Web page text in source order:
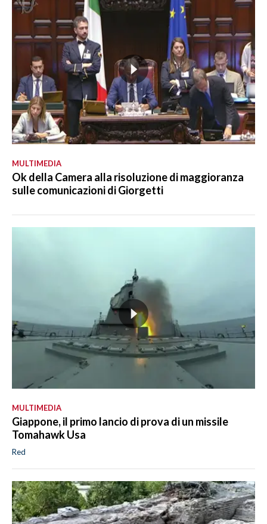
MULTIMEDIA
Ok della Camera alla risoluzione di maggioranza
sulle comunicazioni di Giorgetti
MULTIMEDIA
Giappone, il primo lancio di prova di un missile
Tomahawk Usa
Red